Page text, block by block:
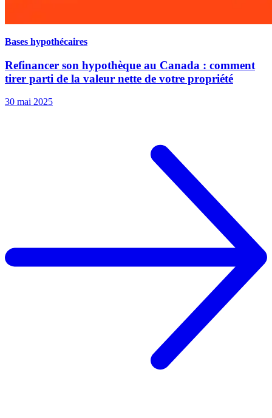
Bases hypothécaires
Refinancer son hypothèque au Canada : comment
tirer parti de la valeur nette de votre propriété
30 mai 2025